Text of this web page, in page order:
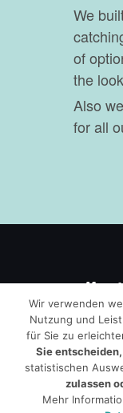
We
of
the
Also
for all
Tel:
Email:
78343
Wir verwenden
Nutzung und
für Sie zu
Sie
statistischen
zulassen
Mehr